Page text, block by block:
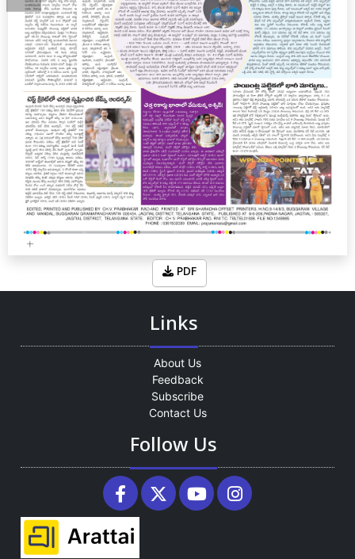
PDF
Links
About Us
Feedback
Subscribe
Contact Us
Follow Us